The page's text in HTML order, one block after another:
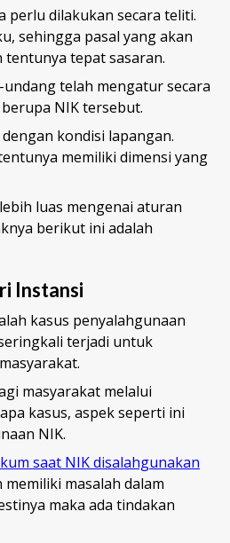
perlu dilakukan secara teliti.
sehingga pasal yang akan
tepat sasaran.
telah mengatur secara
NIK tersebut.
kondisi lapangan.
memiliki dimensi yang
luas mengenai aturan
berikut ini adalah
Instansi
kasus penyalahgunaan
terjadi untuk
masyarakat melalui
kasus, aspek seperti ini
NIK.
saat NIK disalahgunakan
masalah dalam
maka ada tindakan